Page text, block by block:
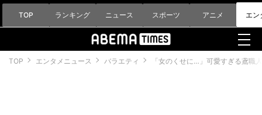
TOP ランキング ニュース スポーツ アニメ エン
TOP エンタメニュース バラエティ 「女のくせに…」可愛すぎる鳶職